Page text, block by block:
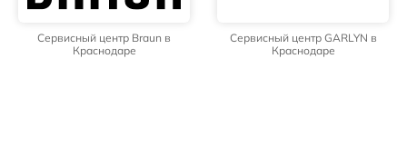
Сервисный центр Braun в
Краснодаре
Сервисный центр GARLYN в
Краснодаре